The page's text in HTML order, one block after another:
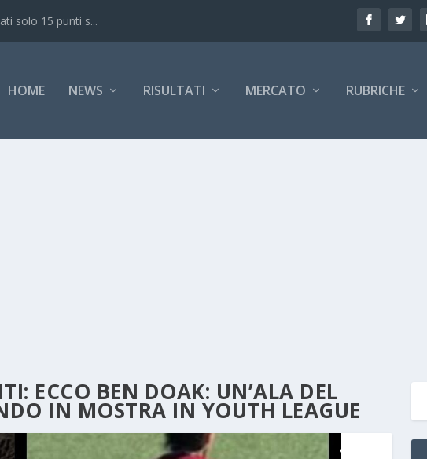
solo 15 punti s...
HOME NEWS RISULTATI MERCATO RUBRICHE
ECCO BEN DOAK: UN’ALA DEL
IN MOSTRA IN YOUTH LEAGUE